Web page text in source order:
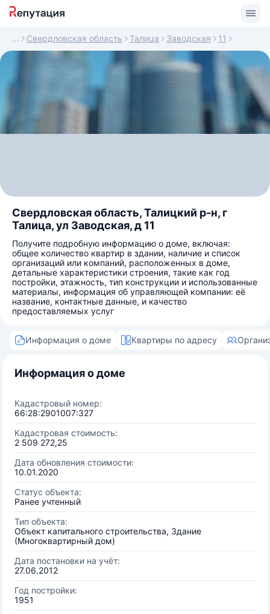
Свердловская область Талица Заводская 11
Свердловская область, Талицкий р-н, г
Талица, ул Заводская, д 11
Получите подробную информацию о доме, включая:
общее количество квартир в здании, наличие и список
организаций или компаний, расположенных в доме,
детальные характеристики строения, такие как год
постройки, этажность, тип конструкции и использованные
материалы, информация об управляющей компании: её
название, контактные данные, и качество
предоставляемых услуг
Информация о доме Квартиры по адресу
Информация о доме
Кадастровый номер:
66:28:2901007:327
Кадастровая стоимость:
2 509 272,25
Дата обновления стоимости:
10.01.2020
Статус объекта:
Ранее учтенный
Тип объекта:
Объект капитального строительства, Здание
(Многоквартирный дом)
Дата постановки на учёт:
27.06.2012
Год постройки:
1951